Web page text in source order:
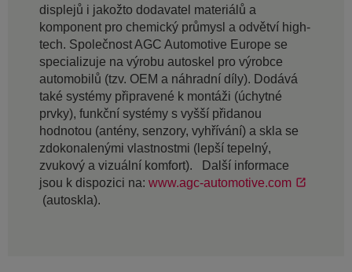
displejů i jakožto dodavatel materiálů a
komponent pro chemický průmysl a odvětví high-
tech. Společnost AGC Automotive Europe se
specializuje na výrobu autoskel pro výrobce
automobilů (tzv. OEM a náhradní díly). Dodává
také systémy připravené k montáži (úchytné
prvky), funkční systémy s vyšší přidanou
hodnotou (antény, senzory, vyhřívání) a skla se
zdokonalenými vlastnostmi (lepší tepelný,
zvukový a vizuální komfort). Další informace
jsou k dispozici na: www.agc-automotive.com
(autoskla).